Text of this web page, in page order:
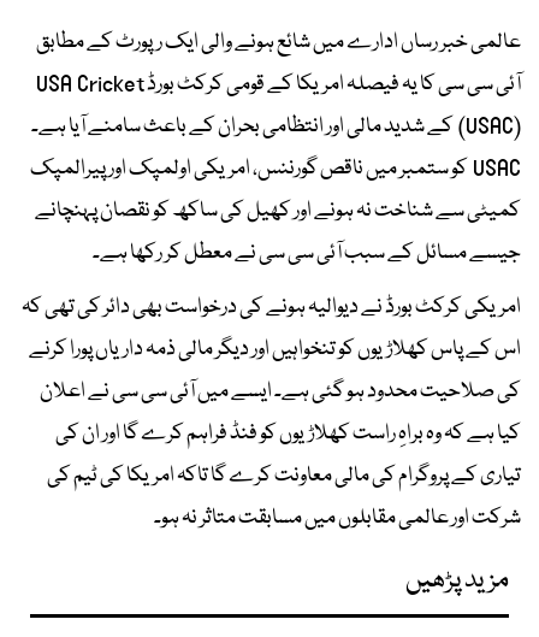
عالمی خبر رساں ادارے میں شائع ہونے والی ایک رپورٹ کے مطابق
آئی سی سی کا یہ فیصلہ امریکا کے قومی کرکٹ بورڈ USA Cricket
(USAC) کے شدید مالی اور انتظامی بحران کے باعث سامنے آیا ہے۔
USAC کو ستمبر میں ناقص گورننس، امریکی اولمپک اور پیرالمپک
کمیٹی سے شناخت نہ ہونے اور کھیل کی ساکھ کو نقصان پہنچانے
جیسے مسائل کے سبب آئی سی سی نے معطل کر رکھا ہے۔
امریکی کرکٹ بورڈ نے دیوالیہ ہونے کی درخواست بھی دائر کی تھی کہ
اس کے پاس کھلاڑیوں کو تنخواہیں اور دیگر مالی ذمہ داریاں پورا کرنے
کی صلاحیت محدود ہو گئی ہے۔ ایسے میں آئی سی سی نے اعلان
کیا ہے کہ وہ براہِ راست کھلاڑیوں کو فنڈ فراہم کرے گا اور ان کی
تیاری کے پروگرام کی مالی معاونت کرے گا تاکہ امریکا کی ٹیم کی
شرکت اور عالمی مقابلوں میں مسابقت متاثر نہ ہو۔
مزید پڑھیں